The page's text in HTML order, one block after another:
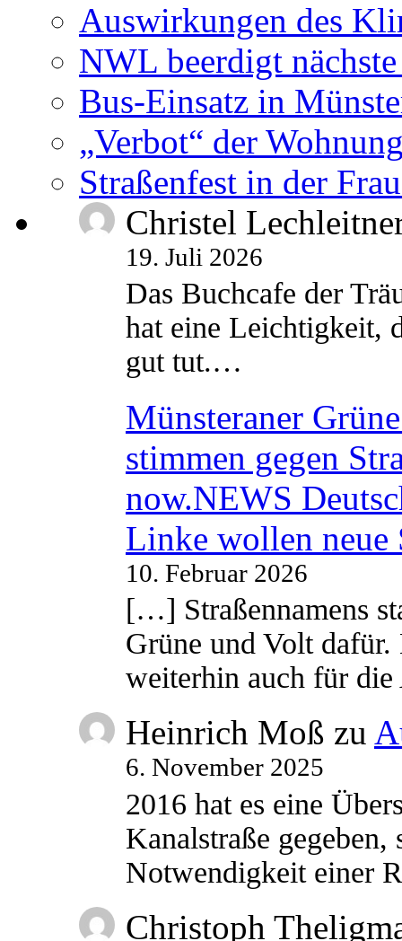
Auswirkungen des
NWL beerdigt
Bus-Einsatz in
„Verbot“ der
Straßenfest in der
Christel
19. Juli 2026
Das Buchcafe der
hat eine Leichtigkeit,
gut tut.…
Münsteraner
stimmen gegen
now.NEWS
Linke wollen neue
10. Februar 2026
[…] Straßennamens
Grüne und Volt
weiterhin auch für
Heinrich Moß zu
6. November 2025
2016 hat es eine
Kanalstraße
Notwendigkeit einer
Christoph